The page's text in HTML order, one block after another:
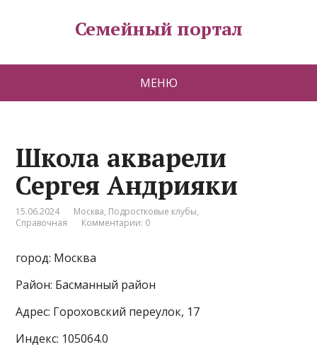
Семейный портал
МЕНЮ
Школа акварели
Сергея Андрияки
15.06.2024 Москва, Подростковые клубы,
Справочная
Комментарии: 0
город: Москва
Район: Басманный район
Адрес: Гороховский переулок, 17
Индекс: 105064.0